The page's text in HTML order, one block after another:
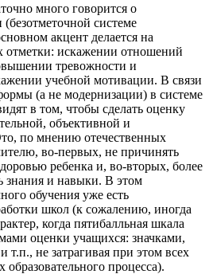
много говорится о
системе
акцент делается на
отметки: искажении отношений
тревожности и
учебной мотивации. В связи
(а не модернизации) в системе
в том, чтобы сделать оценку
объективной и
по мнению отечественных
во-первых, не причинять
ребенка и, во-вторых, более
знания и навыки. В этом
обучения уже есть
школ (к сожалению, иногда
когда пятибалльная шкала
оценки учащихся: значками,
т.п., не затрагивая при этом всех
процесса).